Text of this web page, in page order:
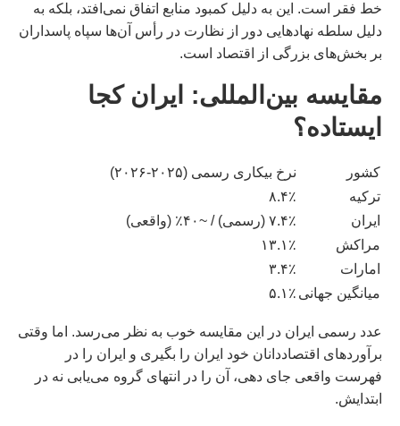
خط فقر است. این به دلیل کمبود منابع اتفاق نمی‌افتد، بلکه به
دلیل سلطه نهادهایی دور از نظارت در رأس آن‌ها سپاه پاسداران
بر بخش‌های بزرگی از اقتصاد است.
مقایسه بین‌المللی: ایران کجا
ایستاده؟
کشور
نرخ بیکاری رسمی (۲۰۲۵-۲۰۲۶)
ترکیه
۸.۴٪
ایران
۷.۴٪ (رسمی) / ~۴۰٪ (واقعی)
مراکش
۱۳.۱٪
امارات
۳.۴٪
میانگین جهانی ۵.۱٪
عدد رسمی ایران در این مقایسه خوب به نظر می‌رسد. اما وقتی
برآوردهای اقتصاددانان خود ایران را بگیری و ایران را در
فهرست واقعی جای دهی، آن را در انتهای گروه می‌یابی نه در
ابتدایش.